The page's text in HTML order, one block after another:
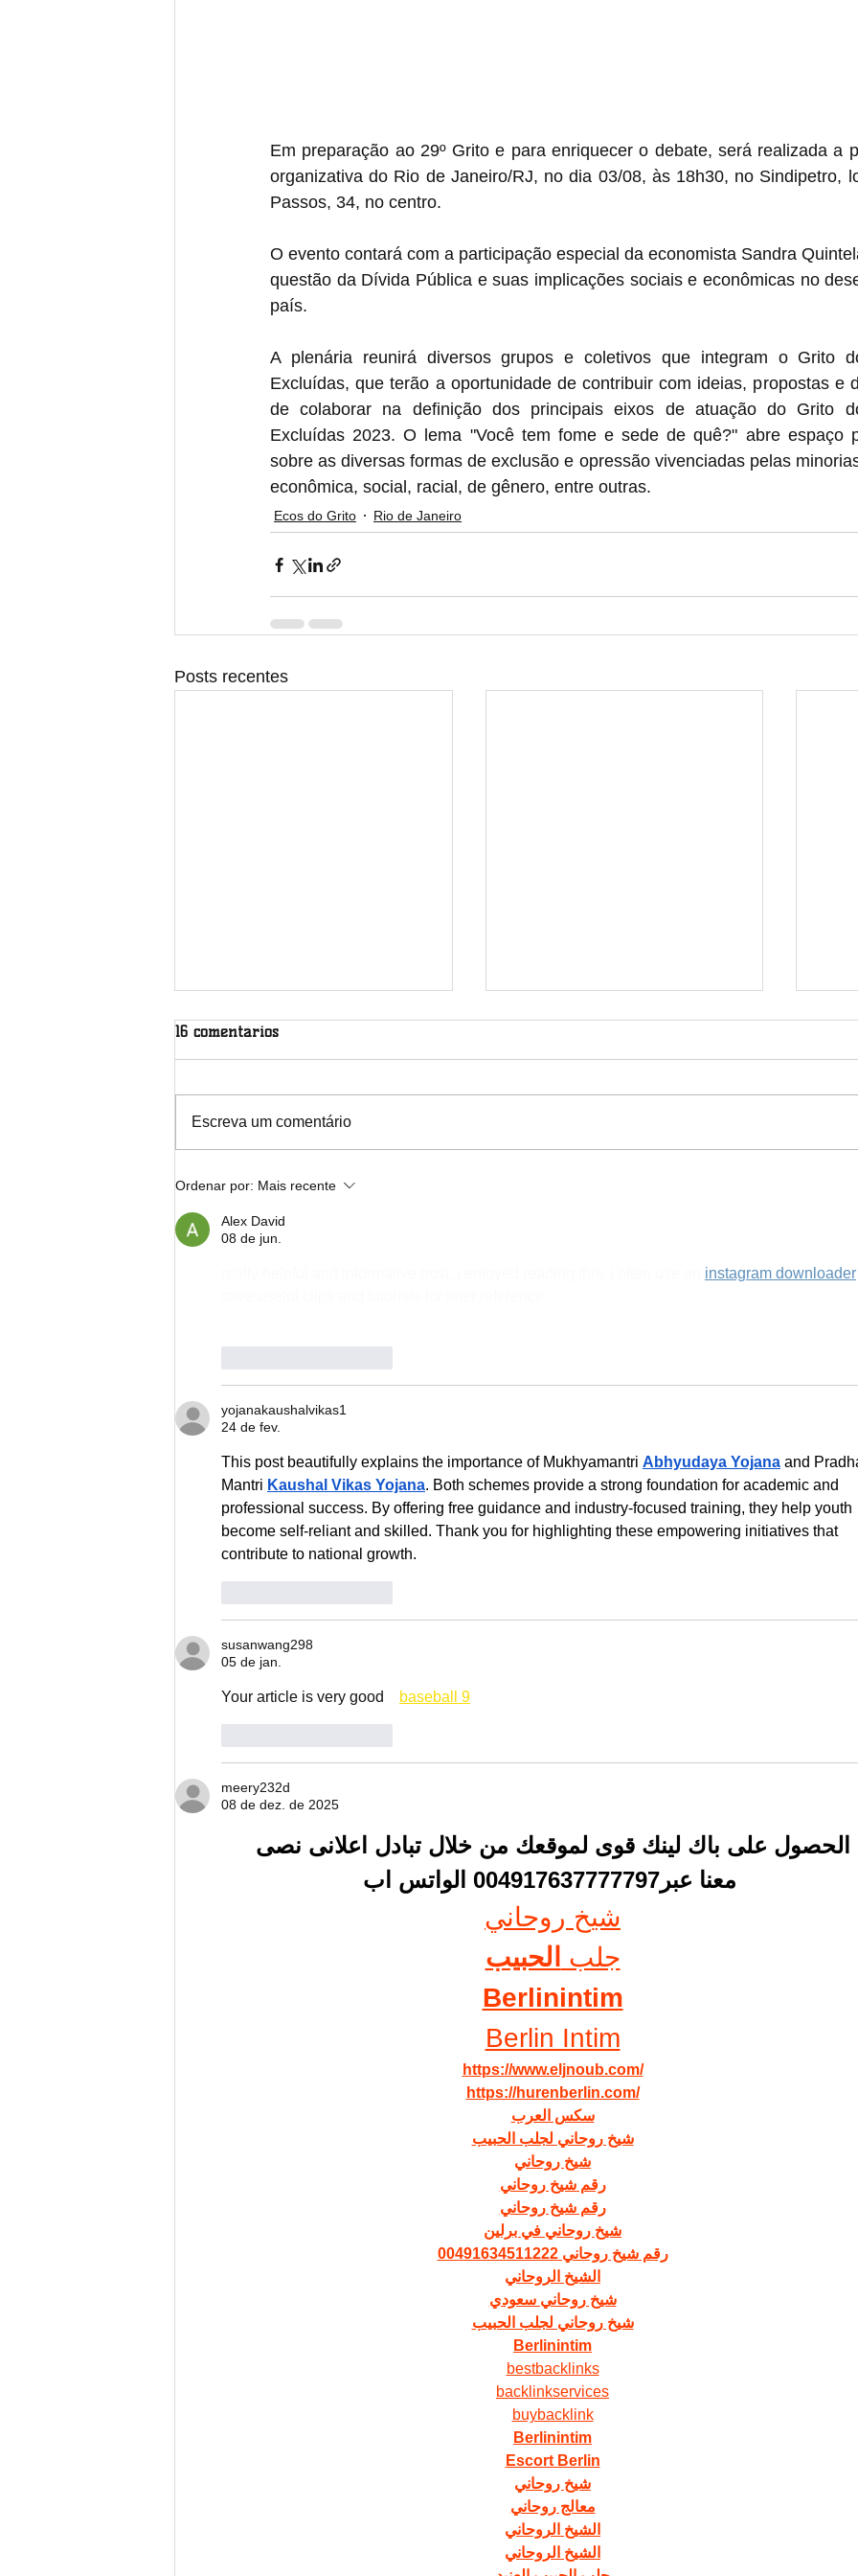
Em preparação ao 29º Grito e para enriquecer o debate, será realizada a
organizativa do Rio de Janeiro/RJ, no dia 03/08, às 18h30, no Sindipetro,
Passos, 34, no centro.
O evento contará com a participação especial da economista Sandra
questão da Dívida Pública e suas implicações sociais e econômicas no
país.
A plenária reunirá diversos grupos e coletivos que integram o Grito
Excluídas, que terão a oportunidade de contribuir com ideias, propostas e
de colaborar na definição dos principais eixos de atuação do Grito
Excluídas 2023. O lema "Você tem fome e sede de quê?" abre espaço
sobre as diversas formas de exclusão e opressão vivenciadas pelas
econômica, social, racial, de gênero, entre outras.
Ecos do Grito Rio de Janeiro
Posts recentes
Nota de Solidariedade com o
povo do Rio Grande do Sul e
Santa Catarina
16 comentários
Escreva um comentário
Ordenar por: Mais recente
Alex David
08 de jun.
instagram downloader
yojanakaushalvikas1
24 de fev.
This post beautifully explains the importance of Mukhyamantri Abhyudaya Yojana and
Mantri Kaushal Vikas Yojana. Both schemes provide a strong foundation for academic and
professional success. By offering free guidance and industry-focused training, they help youth
become self-reliant and skilled. Thank you for highlighting these empowering initiatives that
contribute to national growth.
susanwang298
05 de jan.
Your article is very good baseball 9
meery232d
08 de dez. de 2025
الحصول على باك لينك قوى لموقعك من خلال تبادل اعلانى نصى
معنا عبر004917637777797 الواتس اب
شيخ روحاني
جلب
الحبيب
Berlinintim
Berlin Intim
https://www.eljnoub.com/
https://hurenberlin.com/
سكس العرب
شيخ روحاني لجلب الحبيب
شيخ روحاني
رقم شيخ روحاني
رقم شيخ روحاني
شيخ روحاني في برلين
رقم شيخ روحاني 00491634511222
الشيخ الروحاني
شيخ روحاني سعودي
شيخ روحاني لجلب الحبيب
Berlinintim
bestbacklinks
backlinkservices
buybacklink
Berlinintim
Escort Berlin
شيخ روحاني
معالج روحاني
الشيخ الروحاني
الشيخ الروحاني